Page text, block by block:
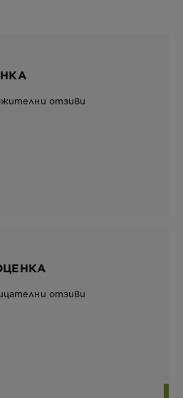
отзиви
отзиви